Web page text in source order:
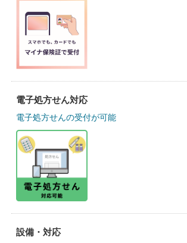
電子処方せん対応
電子処方せんの受付が可能
設備・対応